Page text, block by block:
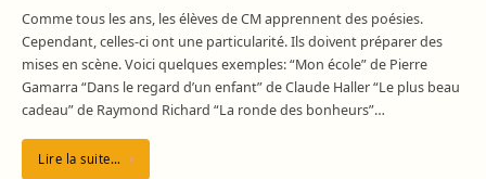
Comme tous les ans, les élèves de CM apprennent des poésies.
Cependant, celles-ci ont une particularité. Ils doivent préparer des
mises en scène. Voici quelques exemples: “Mon école” de Pierre
Gamarra “Dans le regard d’un enfant” de Claude Haller “Le plus beau
cadeau” de Raymond Richard “La ronde des bonheurs”…
Lire la suite…